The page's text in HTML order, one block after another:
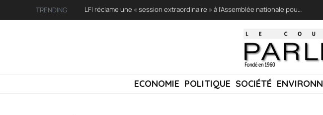
TRENDING LFI réclame une « session extraordinaire » à l’Assemblée nationale pour lutter contre les incendies
ECONOMIE POLITIQUE SOCIÉTÉ